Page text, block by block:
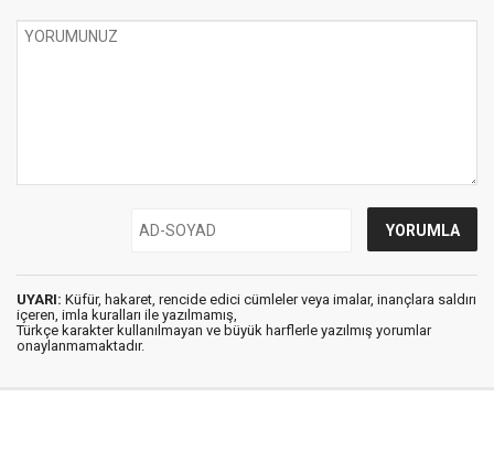
UYARI: Küfür, hakaret, rencide edici cümleler veya imalar, inançlara saldırı
içeren, imla kuralları ile yazılmamış,
Türkçe karakter kullanılmayan ve büyük harflerle yazılmış yorumlar
onaylanmamaktadır.